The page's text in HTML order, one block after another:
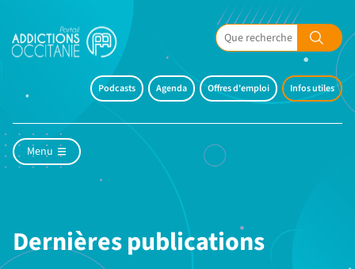
Podcasts Agenda Offres d'emploi Infos utiles
Menu
Dernières publications